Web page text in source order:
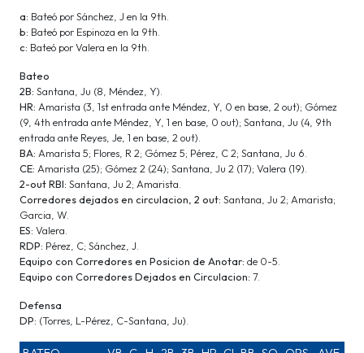
a: Bateó por Sánchez, J en la 9th.
b: Bateó por Espinoza en la 9th.
c: Bateó por Valera en la 9th.
Bateo
2B: Santana, Ju (8, Méndez, Y).
HR: Amarista (3, 1st entrada ante Méndez, Y, 0 en base, 2 out); Gómez
(9, 4th entrada ante Méndez, Y, 1 en base, 0 out); Santana, Ju (4, 9th
entrada ante Reyes, Je, 1 en base, 2 out).
BA: Amarista 5; Flores, R 2; Gómez 5; Pérez, C 2; Santana, Ju 6.
CE: Amarista (25); Gómez 2 (24); Santana, Ju 2 (17); Valera (19).
2-out RBI: Santana, Ju 2; Amarista.
Corredores dejados en circulacion, 2 out: Santana, Ju 2; Amarista;
Garcia, W.
ES: Valera.
RDP: Pérez, C; Sánchez, J.
Equipo con Corredores en Posicion de Anotar: de 0-5.
Equipo con Corredores Dejados en Circulacion: 7.
Defensa
DP: (Torres, L-Pérez, C-Santana, Ju).